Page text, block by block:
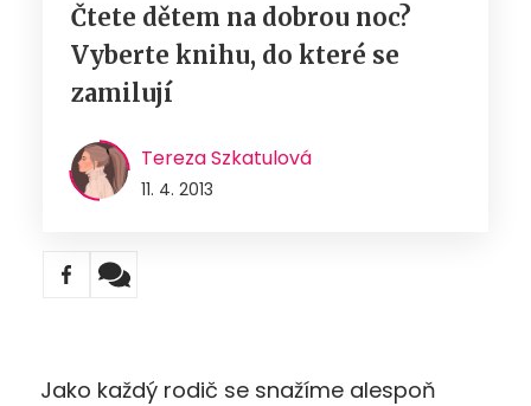
Čtete dětem na dobrou noc?
Vyberte knihu, do které se
zamilují
Tereza Szkatulová
11. 4. 2013
Jako každý rodič se snažíme alespoň